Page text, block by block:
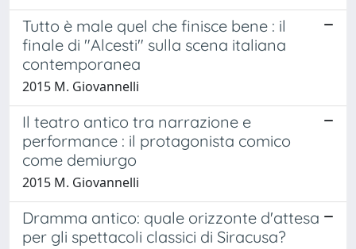
Tutto è male quel che finisce bene : il
finale di "Alcesti" sulla scena italiana
contemporanea
2015 M. Giovannelli
Il teatro antico tra narrazione e
performance : il protagonista comico
come demiurgo
2015 M. Giovannelli
Dramma antico: quale orizzonte d'attesa
per gli spettacoli classici di Siracusa?